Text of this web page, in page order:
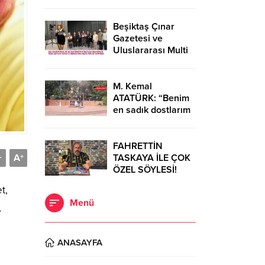
A+
İpekçi…
Beşiktaş Çınar
Gazetesi ve
Uluslararası Multi
ve Sanata Büyük
Onur…
M. Kemal
ATATÜRK: “Benim
en sadık dostlarım
FAHRETTİN
TASKAYA İLE ÇOK
ÖZEL SÖYLESİ!
Menü
ANASAYFA